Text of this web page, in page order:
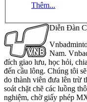
Thêm...
Diễn Đàn
Nam.
đích giao lưu, học hỏi,
đến cầu lông. Chúng tôi
do thành viên đưa lên trừ
soát chặt chẽ các luồng
nghiệm, chờ giấy phép